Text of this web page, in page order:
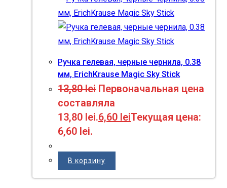
Ручка гелевая, черные чернила, 0.38
мм, ErichKrause Magic Sky Stick
13,80lei Первоначальная цена
составляла
13,80 lei.6,60 leiТекущая цена:
6,60 lei.
В корзину